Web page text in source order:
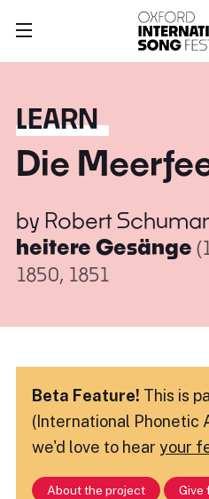
LEARN
Die
by Robert
heitere Gesänge
1850, 1851
Beta Feature! This is
(International Phonetic
we'd love to hear your
About the project
Give